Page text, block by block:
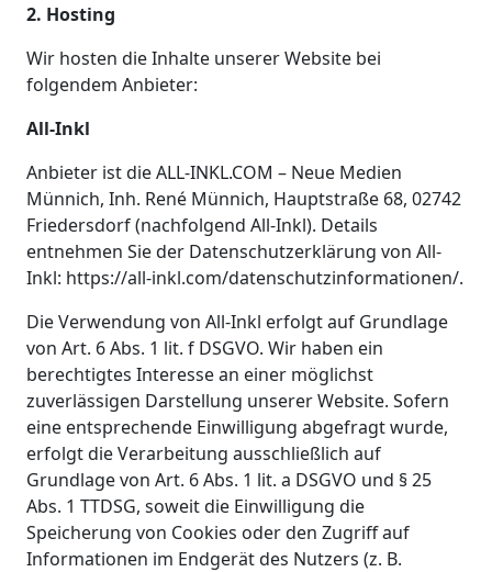
2. Hosting
Wir hosten die Inhalte unserer Website bei
folgendem Anbieter:
All-Inkl
Anbieter ist die ALL-INKL.COM – Neue Medien
Münnich, Inh. René Münnich, Hauptstraße 68, 02742
Friedersdorf (nachfolgend All-Inkl). Details
entnehmen Sie der Datenschutzerklärung von All-
Inkl: https://all-inkl.com/datenschutzinformationen/.
Die Verwendung von All-Inkl erfolgt auf Grundlage
von Art. 6 Abs. 1 lit. f DSGVO. Wir haben ein
berechtigtes Interesse an einer möglichst
zuverlässigen Darstellung unserer Website. Sofern
eine entsprechende Einwilligung abgefragt wurde,
erfolgt die Verarbeitung ausschließlich auf
Grundlage von Art. 6 Abs. 1 lit. a DSGVO und § 25
Abs. 1 TTDSG, soweit die Einwilligung die
Speicherung von Cookies oder den Zugriff auf
Informationen im Endgerät des Nutzers (z. B.